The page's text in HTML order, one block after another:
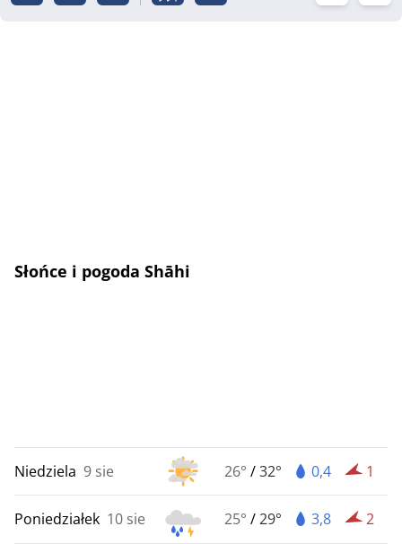
Słońce i pogoda Shāhi
Niedziela 9 sie 26° /32° 0,4 1
Poniedziałek 10 sie 25° /29° 3,8 2